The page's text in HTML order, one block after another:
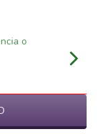
o